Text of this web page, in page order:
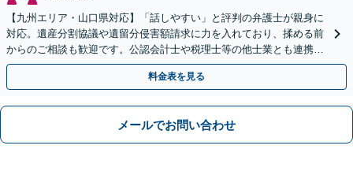
【九州エリア・山口県対応】「話しやすい」と評判の弁護士が親身に
対応。遺産分割協議や遺留分侵害額請求に力を入れており、揉める前
からのご相談も歓迎です。公認会計士や税理士等の他士業とも連携
し、円満な解決を全力でサポートいたします。
料金表を見る
メールでお問い合わせ